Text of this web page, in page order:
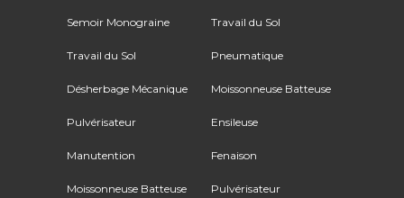
Semoir Monograine
Travail du Sol
Désherbage Mécanique
Pulvérisateur
Manutention
Moissonneuse Batteuse
Travail du Sol
Pneumatique
Moissonneuse Batteuse
Ensileuse
Fenaison
Pulvérisateur